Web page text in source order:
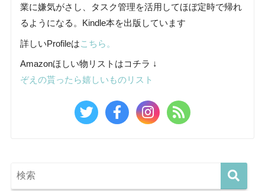
業に嫌気がさし、タスク管理を活用してほぼ定時で帰れ
るようになる。Kindle本を出版しています
詳しいProfileはこちら。
Amazonほしい物リストはコチラ ↓
ぞえの貰ったら嬉しいものリスト